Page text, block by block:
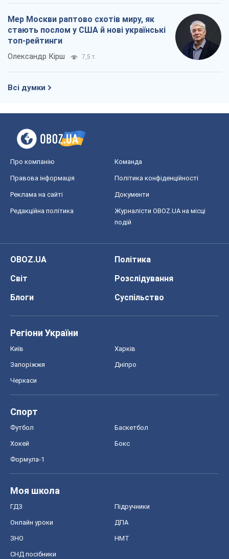
Мер Москви раптово схотів миру, як
стають послом у США й нові українські
топ-рейтинги
Олександр Кірш 7,5 т.
Всі думки
Про компанію Команда
Правова інформація Політика конфіденційності
Реклама на сайті Документи
Редакційна політика
Журналісти OBOZ.UA на місці
подій
OBOZ.UA
Політика
Світ
Розслідування
Блоги
Суспільство
Регіони України
Київ Харків
Запоріжжя Дніпро
Черкаси
Спорт
Футбол Баскетбол
Хокей Бокс
Формула-1
Моя школа
ГДЗ Підручники
Онлайн уроки ДПА
ЗНО НМТ
СНД посібники